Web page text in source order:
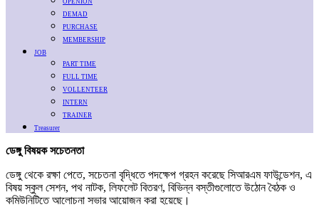
OPENION
DEMAD
PURCHASE
MEMBERSHIP
JOB
PART TIME
FULL TIME
VOLLENTEER
INTERN
TRAINER
Treasurer
ডেঙ্গু বিষয়ক সচেতনতা
ডেঙ্গু থেকে রক্ষা পেতে, সচেতনা বৃদ্ধিতে পদক্ষেপ গ্রহন করেছে সিআরএম ফাউন্ডেশন, এ
বিষয় স্কুল সেশন, পথ নাটক, লিফলেট বিতরণ, বিভিন্ন বস্তীগুলোতে উঠোন বৈঠক ও
কমিউনিটিতে আলোচনা সভার আয়োজন করা হয়েছে।